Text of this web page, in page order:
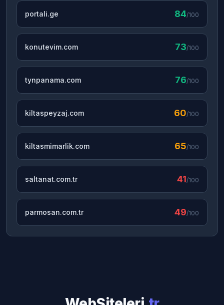
portali.ge 84/100
konutevim.com 73/100
tynpanama.com 76/100
kiltaspeyzaj.com 60/100
kiltasmimarlik.com 65/100
saltanat.com.tr 41/100
parmosan.com.tr 49/100